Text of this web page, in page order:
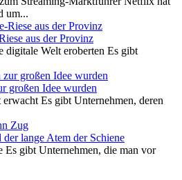
um...
aus der Provinz
digitale Welt eroberten Es gibt
großen Idee wurden
Es gibt Unternehmen, deren
lange Atem der Schiene
Es gibt Unternehmen, die man vor